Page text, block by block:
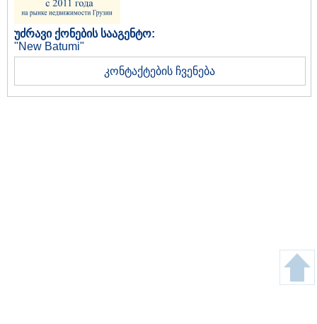
უძრავი ქონების სააგენტო:
"New Batumi"
კონტაქტების ჩვენება